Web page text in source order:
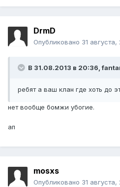
DrmD
Опубликовано 31 августа,
В 31.08.2013 в 20:36,
ребят а ваш клан где хоть до
нет вообще бомжи убогие.
ап
mosxs
Опубликовано 31 августа,